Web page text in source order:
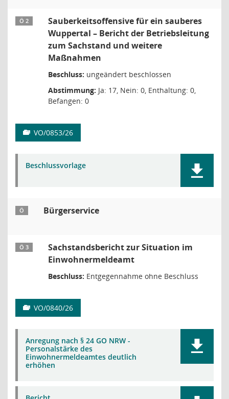
Ö 2
Sauberkeitsoffensive für ein sauberes
Wuppertal – Bericht der Betriebsleitung
zum Sachstand und weitere
Maßnahmen
Beschluss: ungeändert beschlossen
Abstimmung: Ja: 17, Nein: 0, Enthaltung: 0,
Befangen: 0
VO/0853/26
Beschlussvorlage
Ö Bürgerservice
Ö 3
Sachstandsbericht zur Situation im
Einwohnermeldeamt
Beschluss: Entgegennahme ohne Beschluss
VO/0840/26
Anregung nach § 24 GO NRW -
Personalstärke des
Einwohnermeldeamtes deutlich
erhöhen